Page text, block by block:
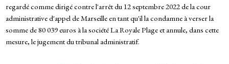
regardé comme dirigé contre l'arrêt du 12 septembre 2022 de la cour
administrative d'appel de Marseille en tant qu'il la condamne à verser la
somme de 80 039 euros à la société La Royale Plage et annule, dans cette
mesure, le jugement du tribunal administratif.